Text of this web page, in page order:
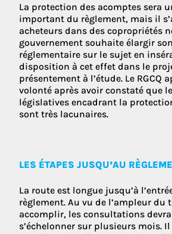
La protection des acomptes sera
important du règlement, mais il
acheteurs dans des copropriétés
gouvernement souhaite élargir
réglementaire sur le sujet en
disposition à cet effet dans le
présentement à l’étude. Le RGCQ
volonté après avoir constaté que
législatives encadrant la
sont très lacunaires.
LES ÉTAPES JUSQU’AU
La route est longue jusqu’à
règlement. Au vu de l’ampleur du
accomplir, les consultations
s’échelonner sur plusieurs mois.